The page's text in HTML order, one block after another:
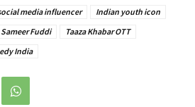
media influencer
Indian youth icon
Sameer Fuddi
Taaza Khabar OTT
India